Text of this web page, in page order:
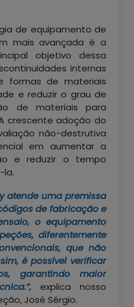
de equipamento de
mais avançada é a
objetivo dessa
internas
formas de materiais
e reduzir o grau de
de materiais para
crescente adoção do
não-destrutiva
em aumentar a
e reduzir o tempo
la.
atende uma premissa
de fabricação e
o equipamento
diferentemente
que não
é possível verificar
garantindo maior
explica nosso
José Sérgio.